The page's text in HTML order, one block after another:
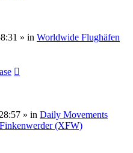
» in Worldwide Flughäfen
» in Daily Movements
(XFW)